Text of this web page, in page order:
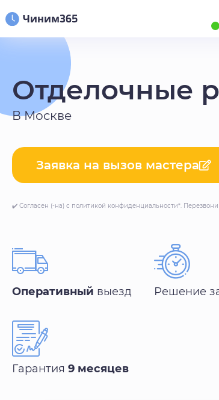
Отделочные
В Москве
Заявка на вызов мастера
✔️ Согласен (-на) с политикой конфиденциальности*.
Оперативный выезд Решение
Гарантия 9 месяцев